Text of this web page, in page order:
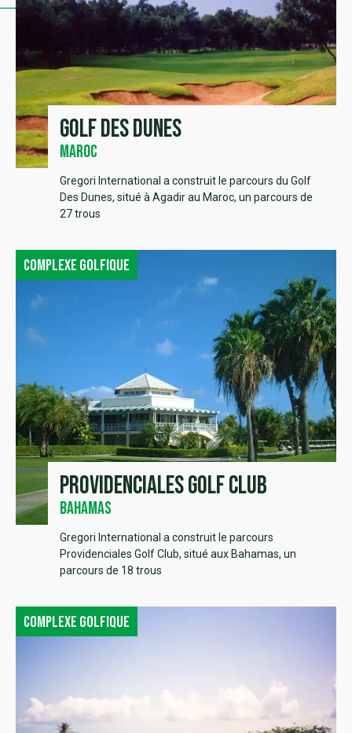
Golf des Dunes
Maroc
Gregori International a construit le parcours du Golf
Des Dunes, situé à Agadir au Maroc, un parcours de
27 trous
Complexe golfique
Providenciales Golf Club
Bahamas
Gregori International a construit le parcours
Providenciales Golf Club, situé aux Bahamas, un
parcours de 18 trous
Complexe golfique